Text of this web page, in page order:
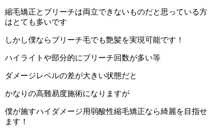
縮毛矯正とブリーチは両立できないものだと思っている方
はとても多いです
しかし僕ならブリーチ毛でも艶髪を実現可能です！
ハイライトや部分的にブリーチ回数が多い等
ダメージレベルの差が大きい状態だと
かなりの高難易度施術になりますが
僕が施すハイダメージ用弱酸性縮毛矯正なら綺麗を目指せ
ます！